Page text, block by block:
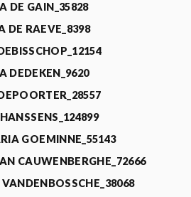
DE GAIN_35828
DE RAEVE_8398
DEDEKEN_9620
GOEMINNE_55143
CAUWENBERGHE_72666